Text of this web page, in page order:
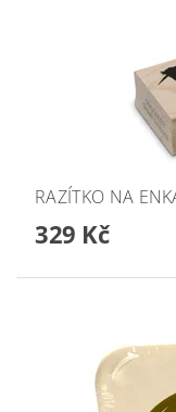
RAZÍTKO NA
329 Kč